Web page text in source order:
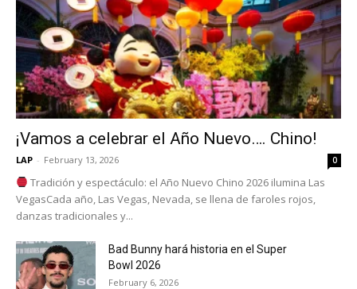
¡Vamos a celebrar el Año Nuevo…. Chino!
LAP - February 13, 2026 0
Tradición y espectáculo: el Año Nuevo Chino 2026 ilumina Las
VegasCada año, Las Vegas, Nevada, se llena de faroles rojos,
danzas tradicionales y...
Bad Bunny hará historia en el Super
Bowl 2026
February 6, 2026